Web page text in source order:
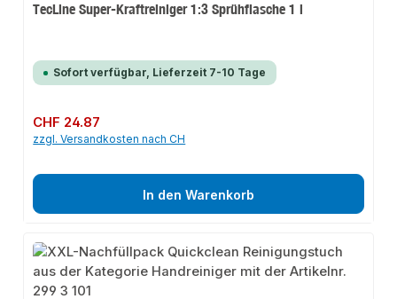
TecLine Super-Kraftreiniger 1:3 Sprühflasche 1 l
Sofort verfügbar, Lieferzeit 7-10 Tage
Regulärer Preis:
CHF 24.87
zzgl. Versandkosten nach CH
In den Warenkorb